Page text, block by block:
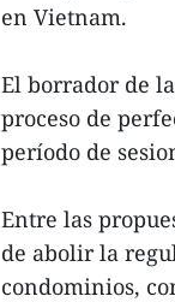
en Vietnam.
El borrador de
proceso de
período de
Entre las
de abolir la
condominios,